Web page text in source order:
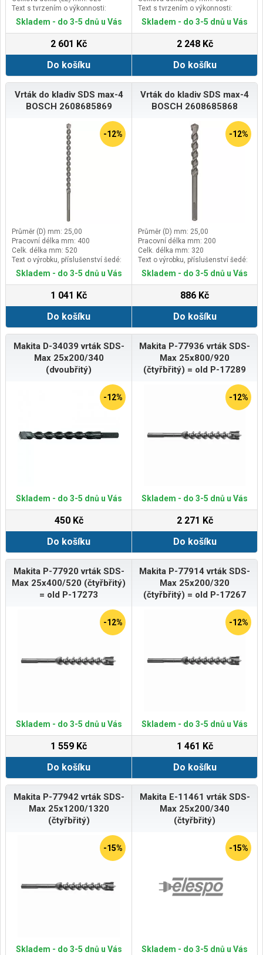
Text s tvrzením o výkonnosti:
Vydrží až 3× déle než vrták Bosch
SDS max-4
Skladem - do 3-5 dnů u Vás
2 601 Kč
Do košíku
Text s tvrzením o výkonnosti:
Vydrží až 3× déle než vrták Bosch
SDS max-4
Skladem - do 3-5 dnů u Vás
2 248 Kč
Do košíku
Vrták do kladiv SDS max-4
BOSCH 2608685869
-12%
Průměr (D) mm: 25,00
Pracovní délka mm: 400
Celk. délka mm: 520
Text o výrobku, příslušenství šedé:
Balení 1 ks
Skladem - do 3-5 dnů u Vás
1 041 Kč
Do košíku
Vrták do kladiv SDS max-4
BOSCH 2608685868
-12%
Průměr (D) mm: 25,00
Pracovní délka mm: 200
Celk. délka mm: 320
Text o výrobku, příslušenství šedé:
Balení 1 ks
Skladem - do 3-5 dnů u Vás
886 Kč
Do košíku
Makita D-34039 vrták SDS-
Max 25x200/340
(dvoubřitý)
-12%
Skladem - do 3-5 dnů u Vás
450 Kč
Do košíku
Makita P-77936 vrták SDS-
Max 25x800/920
(čtyřbřitý) = old P-17289
-12%
Skladem - do 3-5 dnů u Vás
2 271 Kč
Do košíku
Makita P-77920 vrták SDS-
Max 25x400/520 (čtyřbřitý)
= old P-17273
-12%
Skladem - do 3-5 dnů u Vás
1 559 Kč
Do košíku
Makita P-77914 vrták SDS-
Max 25x200/320
(čtyřbřitý) = old P-17267
-12%
Skladem - do 3-5 dnů u Vás
1 461 Kč
Do košíku
Makita P-77942 vrták SDS-
Max 25x1200/1320
(čtyřbřitý)
-15%
Skladem - do 3-5 dnů u Vás
Makita E-11461 vrták SDS-
Max 25x200/340
(čtyřbřitý)
-15%
Skladem - do 3-5 dnů u Vás